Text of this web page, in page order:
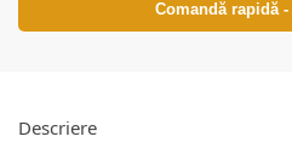
Comandă rapidă -
Descriere